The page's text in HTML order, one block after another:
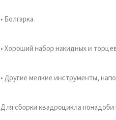
• Болгарка.
• Хороший набор накидных и
• Другие мелкие инструменты,
Для сборки квадроцикла